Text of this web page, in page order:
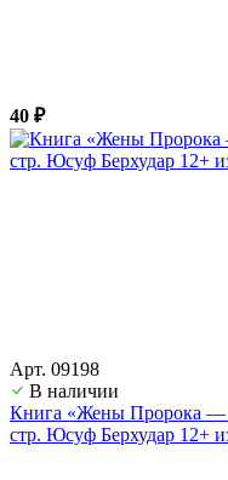
40 ₽
Арт. 09198
В наличии
Книга «Жены Пророка —
стр. Юсуф Берхудар 12+